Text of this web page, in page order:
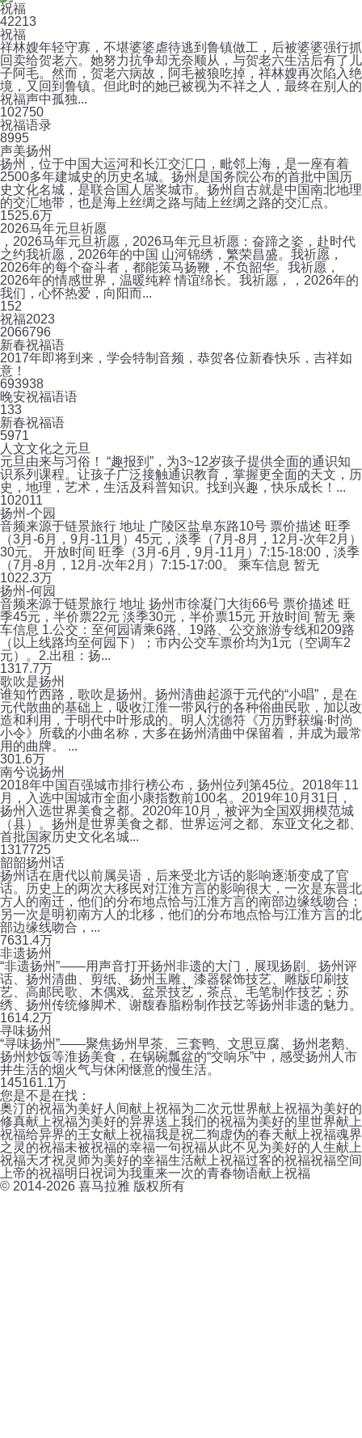
祝福
42213
祝福
祥林嫂年轻守寡，不堪婆婆虐待逃到鲁镇做工，后被婆婆强行抓
回卖给贺老六。她努力抗争却无奈顺从，与贺老六生活后有了儿
子阿毛。然而，贺老六病故，阿毛被狼吃掉，祥林嫂再次陷入绝
境，又回到鲁镇。但此时的她已被视为不祥之人，最终在别人的
祝福声中孤独...
102750
祝福语录
8995
声美扬州
扬州，位于中国大运河和长江交汇口，毗邻上海，是一座有着
2500多年建城史的历史名城。扬州是国务院公布的首批中国历
史文化名城，是联合国人居奖城市。扬州自古就是中国南北地理
的交汇地带，也是海上丝绸之路与陆上丝绸之路的交汇点。
1525.6万
2026马年元旦祈愿
，2026马年元旦祈愿，2026马年元旦祈愿：奋蹄之姿，赴时代
之约我祈愿，2026年的中国 山河锦绣，繁荣昌盛。我祈愿，
2026年的每个奋斗者，都能策马扬鞭，不负韶华。我祈愿，
2026年的情感世界，温暖纯粹 情谊绵长。我祈愿，，2026年的
我们，心怀热爱，向阳而...
152
祝福2023
2066796
新春祝福语
2017年即将到来，学会特制音频，恭贺各位新春快乐，吉祥如
意！
693938
晚安祝福语语
133
新春祝福语
5971
人文文化之元旦
元旦由来与习俗！ “趣报到”，为3~12岁孩子提供全面的通识知
识系列课程。让孩子广泛接触通识教育，掌握更全面的天文，历
史，地理，艺术，生活及科普知识。找到兴趣，快乐成长！...
102011
扬州-个园
音频来源于链景旅行 地址 广陵区盐阜东路10号 票价描述 旺季
（3月-6月，9月-11月）45元，淡季（7月-8月，12月-次年2月）
30元。 开放时间 旺季（3月-6月，9月-11月）7:15-18:00，淡季
（7月-8月，12月-次年2月）7:15-17:00。 乘车信息 暂无
1022.3万
扬州-何园
音频来源于链景旅行 地址 扬州市徐凝门大街66号 票价描述 旺
季45元，半价票22元 淡季30元，半价票15元 开放时间 暂无 乘
车信息 1.公交：至何园请乘6路、19路、公交旅游专线和209路
（以上线路均至何园下）；市内公交车票价均为1元（空调车2
元）。2.出租：扬...
1317.7万
歌吹是扬州
谁知竹西路，歌吹是扬州。扬州清曲起源于元代的“小唱”，是在
元代散曲的基础上，吸收江淮一带风行的各种俗曲民歌，加以改
造和利用，于明代中叶形成的。明人沈德符《万历野获编·时尚
小令》所载的小曲名称，大多在扬州清曲中保留着，并成为最常
用的曲牌。 ...
301.6万
南兮说扬州
2018年中国百强城市排行榜公布，扬州位列第45位。2018年11
月，入选中国城市全面小康指数前100名。2019年10月31日，
扬州入选世界美食之都。2020年10月，被评为全国双拥模范城
（县）。扬州是世界美食之都、世界运河之都、东亚文化之都、
首批国家历史文化名城...
1317725
韶韶扬州话
扬州话在唐代以前属吴语，后来受北方话的影响逐渐变成了官
话。历史上的两次大移民对江淮方言的影响很大，一次是东晋北
方人的南迁，他们的分布地点恰与江淮方言的南部边缘线吻合；
另一次是明初南方人的北移，他们的分布地点恰与江淮方言的北
部边缘线吻合，...
7631.4万
非遗扬州
“非遗扬州”——用声音打开扬州非遗的大门，展现扬剧、扬州评
话、扬州清曲、剪纸、扬州玉雕、漆器髹饰技艺、雕版印刷技
艺、高邮民歌、木偶戏、盆景技艺，茶点、毛笔制作技艺；苏
绣、扬州传统修脚术、谢馥春脂粉制作技艺等扬州非遗的魅力。
1614.2万
寻味扬州
“寻味扬州”——聚焦扬州早茶、三套鸭、文思豆腐、扬州老鹅、
扬州炒饭等淮扬美食，在锅碗瓢盆的“交响乐”中，感受扬州人市
井生活的烟火气与休闲惬意的慢生活。
145161.1万
您是不是在找：
奥汀的祝福为美好人间献上祝福为二次元世界献上祝福为美好的
修真献上祝福为美好的异界送上我们的祝福为美好的里世界献上
祝福给异界的王女献上祝福我是祝二狗虚伪的春天献上祝福魂界
之灵的祝福未被祝福的幸福一句祝福从此不见为美好的人生献上
祝福天才祝灵师为美好的幸福生活献上祝福过客的祝福祝福空间
上帝的祝福明日祝词为我重来一次的青春物语献上祝福
© 2014-2026 喜马拉雅 版权所有